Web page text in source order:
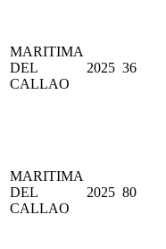
MARITIMA
DEL
CALLAO
2025 36
MARITIMA
DEL
CALLAO
2025 80